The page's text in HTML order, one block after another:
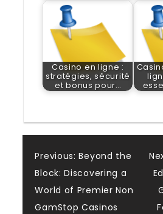
Casino en ligne :
stratégies, sécurité
et bonus pour…
Post
Previous: Beyond the
Block: Discovering a
World of Premier Non
GamStop Casinos